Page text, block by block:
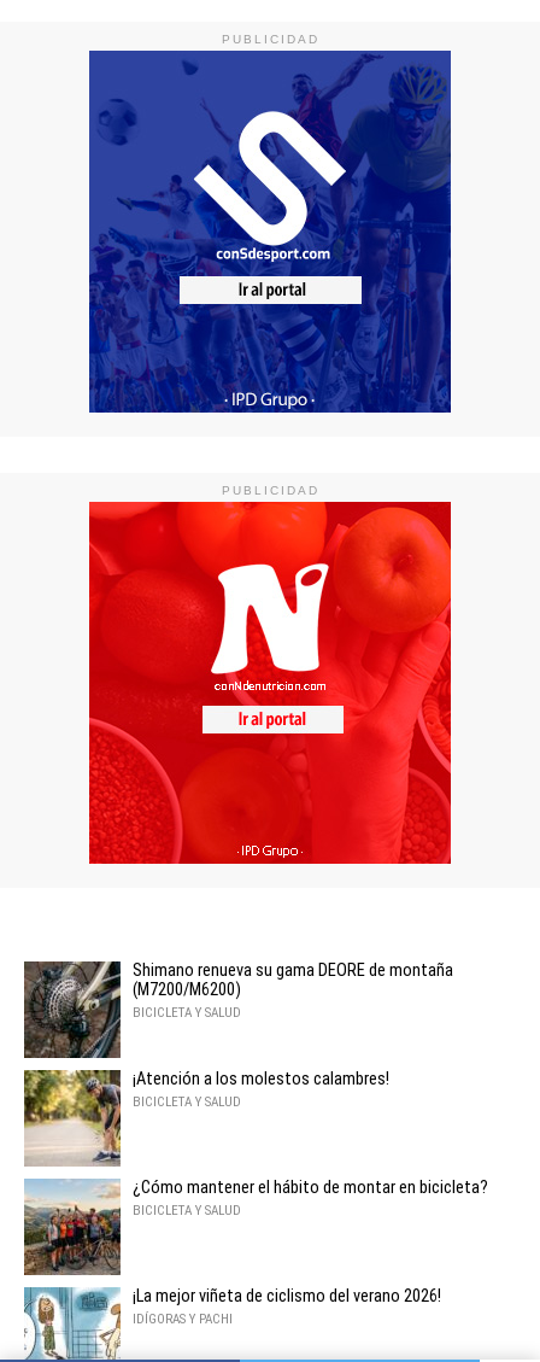
PUBLICIDAD
PUBLICIDAD
Shimano renueva su gama DEORE de montaña
(M7200/M6200)
BICICLETA Y SALUD
¡Atención a los molestos calambres!
BICICLETA Y SALUD
¿Cómo mantener el hábito de montar en bicicleta?
BICICLETA Y SALUD
¡La mejor viñeta de ciclismo del verano 2026!
IDÍGORAS Y PACHI